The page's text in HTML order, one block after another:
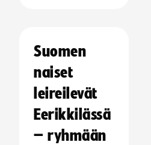
Suomen
naiset
leireilevät
Eerikkilässä
– ryhmään